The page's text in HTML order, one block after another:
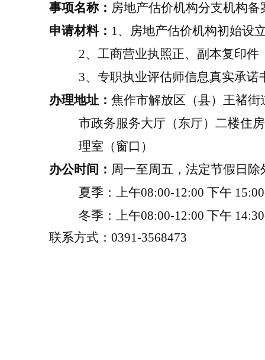
事项名称： 房地产估价机构分支机构备
申请材料： 1、
房地产估价机构初始设
2、 工商营业执照正、副本复印件
3、 专职执业评估师信息真实承诺
办理地址： 焦作市解放区（县）王褚街
市政务服务大厅（东厅）二楼住
理室（窗口）
办公时间： 周一至周五， 法定节假日除
夏季：上午08:00-12:00 下午
冬季：上午08:00-12:00 下午
联系方式： 0391-3568473